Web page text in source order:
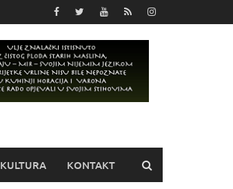
KULTURA KONTAKT